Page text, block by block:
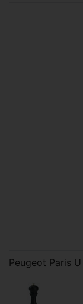
Peugeot Paris